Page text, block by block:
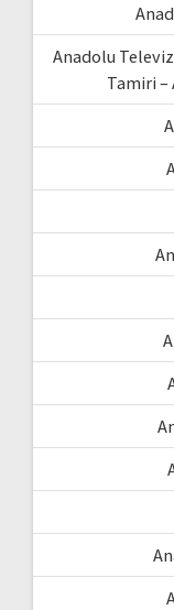
Anadolu
Tamiri –